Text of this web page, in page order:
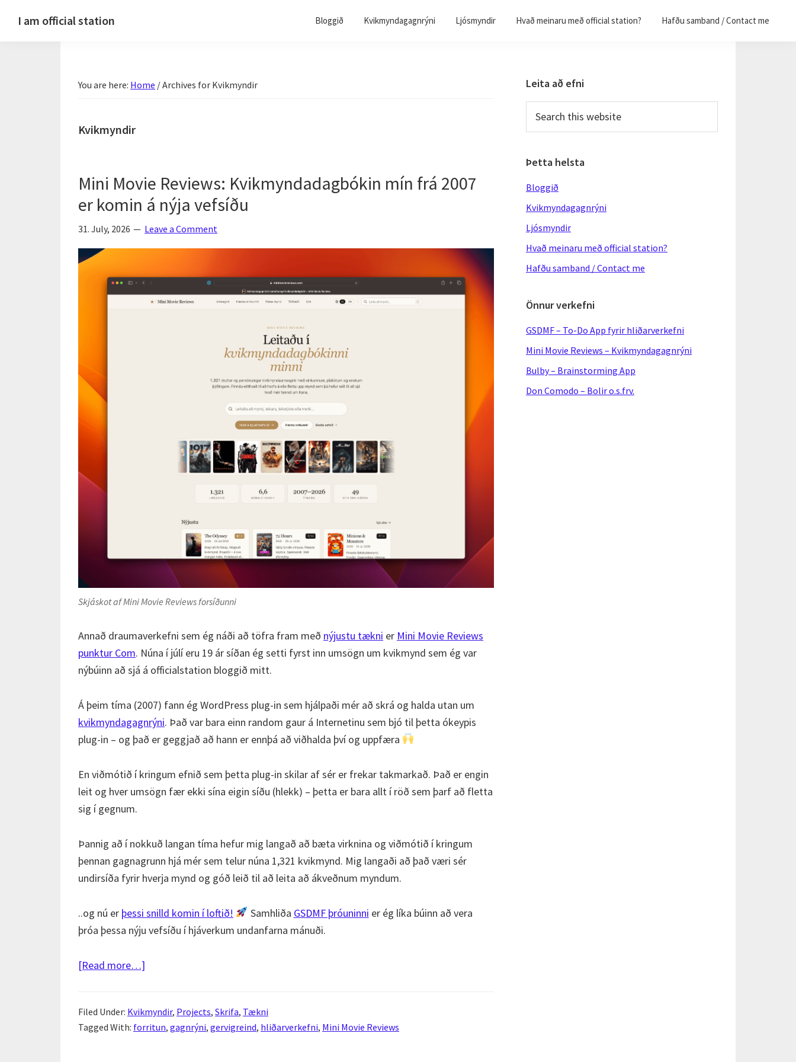
I am official station Bloggið Kvikmyndagagnrýni Ljósmyndir Hvað meinaru með official station? Hafðu samband / Contact me
You are here: Home /Archives for Kvikmyndir
Kvikmyndir
Mini Movie Reviews: Kvikmyndadagbókin mín frá 2007
er komin á nýja vefsíðu
31. July, 2026 Leave a Comment
Skjáskot af Mini Movie Reviews forsíðunni
Annað draumaverkefni sem ég náði að töfra fram með nýjustu tækni er Mini Movie Reviews
punktur Com. Núna í júlí eru 19 ár síðan ég setti fyrst inn umsögn um kvikmynd sem ég var
nýbúinn að sjá á officialstation bloggið mitt.
Á þeim tíma (2007) fann ég WordPress plug-in sem hjálpaði mér að skrá og halda utan um
kvikmyndagagnrýni. Það var bara einn random gaur á Internetinu sem bjó til þetta ókeypis
plug-in – og það er geggjað að hann er ennþá að viðhalda því og uppfæra
En viðmótið í kringum efnið sem þetta plug-in skilar af sér er frekar takmarkað. Það er engin
leit og hver umsögn fær ekki sína eigin síðu (hlekk) – þetta er bara allt í röð sem þarf að fletta
sig í gegnum.
Þannig að í nokkuð langan tíma hefur mig langað að bæta virknina og viðmótið í kringum
þennan gagnagrunn hjá mér sem telur núna 1,321 kvikmynd. Mig langaði að það væri sér
undirsíða fyrir hverja mynd og góð leið til að leita að ákveðnum myndum.
..og nú er þessi snilld komin í loftið! Samhliða GSDMF þróuninni er ég líka búinn að vera
þróa þessa nýju vefsíðu í hjáverkum undanfarna mánuði.
[Read more…]
Reviews:
Kvikmyndadagbókin
Filed Under: Kvikmyndir, Projects, Skrifa, Tækni
Tagged With: forritun, gagnrýni, gervigreind, hliðarverkefni, Mini Movie Reviews
Primary
Sidebar
Leita að efni
this
Þetta helsta
Bloggið
Kvikmyndagagnrýni
Ljósmyndir
Hvað meinaru með official station?
Hafðu samband / Contact me
Önnur verkefni
GSDMF – To-Do App fyrir hliðarverkefni
Mini Movie Reviews – Kvikmyndagagnrýni
Bulby – Brainstorming App
Don Comodo – Bolir o.s.frv.